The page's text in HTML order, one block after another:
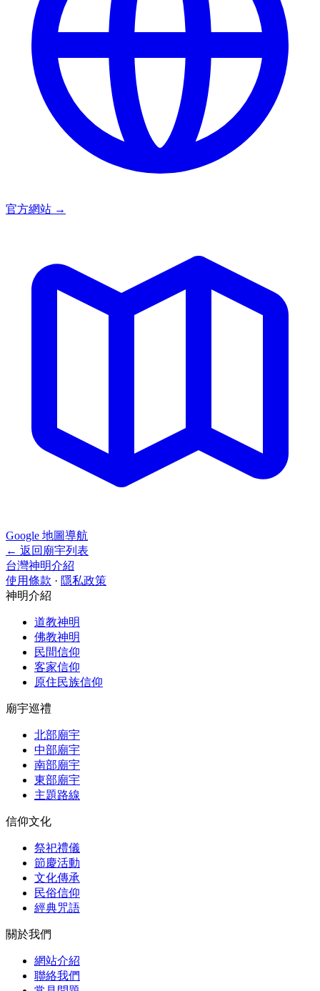
官方網站 →
Google 地圖導航
← 返回廟宇列表
台灣神明介紹
使用條款 · 隱私政策
神明介紹
道教神明
佛教神明
民間信仰
客家信仰
原住民族信仰
廟宇巡禮
北部廟宇
中部廟宇
南部廟宇
東部廟宇
主題路線
信仰文化
祭祀禮儀
節慶活動
文化傳承
民俗信仰
經典咒語
關於我們
網站介紹
聯絡我們